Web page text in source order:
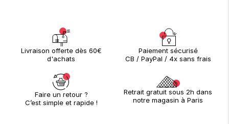
Livraison offerte dès 60€
d'achats
Paiement sécurisé
CB / PayPal / 4x sans frais
Faire un retour ?
C’est simple et rapide !
Retrait gratuit sous 2h dans
notre magasin à Paris